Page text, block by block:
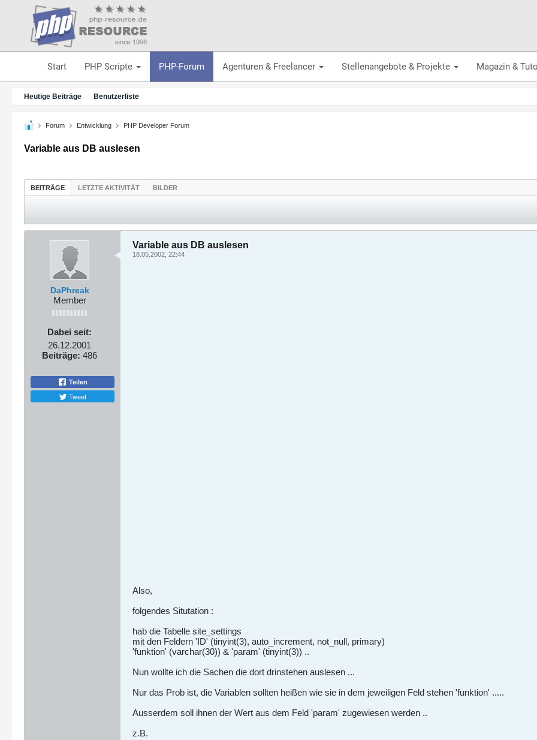
Start PHP Scripte PHP-Forum Agenturen & Freelancer Stellenangebote & Projekte Magazin &
Heutige Beiträge Benutzerliste
Forum Entwicklung PHP Developer Forum
Variable aus DB auslesen
BEITRÄGE LETZTE AKTIVITÄT BILDER
DaPhreak
Member
Dabei seit:
26.12.2001
Beiträge: 486
Teilen
Tweet
Variable aus DB auslesen
18.05.2002, 22:44
Also,
folgendes Situtation :
hab die Tabelle site_settings
mit den Feldern 'ID' (tinyint(3), auto_increment, not_null, primary)
'funktion' (varchar(30)) & 'param' (tinyint(3)) ..
Nun wollte ich die Sachen die dort drinstehen auslesen ...
Nur das Prob ist, die Variablen sollten heißen wie sie in dem jeweiligen Feld stehen 'funktion' .....
Ausserdem soll ihnen der Wert aus dem Feld 'param' zugewiesen werden ..
z.B.